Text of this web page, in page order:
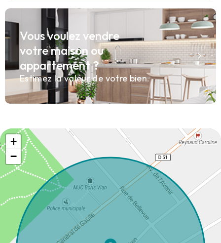
Vous voulez vendre
votre maison ou
appartement ?
Estimez la valeur de votre bien.
+
−